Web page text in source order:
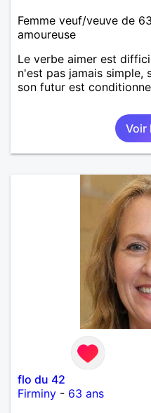
Femme veuf/veuve de
amoureuse
Le verbe aimer est
n'est pas jamais simple,
son futur est
Voir
flo du 42
Firminy - 63 ans